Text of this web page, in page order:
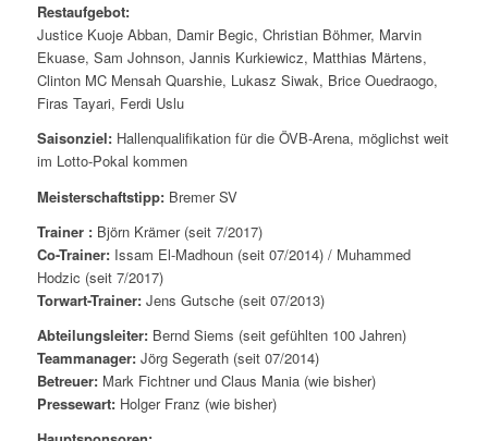
Restaufgebot:
Justice Kuoje Abban, Damir Begic, Christian Böhmer, Marvin
Ekuase, Sam Johnson, Jannis Kurkiewicz, Matthias Märtens,
Clinton MC Mensah Quarshie, Lukasz Siwak, Brice Ouedraogo,
Firas Tayari, Ferdi Uslu
Saisonziel:Hallenqualifikation für die ÖVB-Arena, möglichst weit
im Lotto-Pokal kommen
Meisterschaftstipp:Bremer SV
Trainer :Björn Krämer (seit 7/2017)
Co-Trainer:Issam El-Madhoun (seit 07/2014) / Muhammed
Hodzic (seit 7/2017)
Torwart-Trainer:Jens Gutsche (seit 07/2013)
Abteilungsleiter:Bernd Siems (seit gefühlten 100 Jahren)
Teammanager:Jörg Segerath (seit 07/2014)
Betreuer:Mark Fichtner und Claus Mania (wie bisher)
Pressewart:Holger Franz (wie bisher)